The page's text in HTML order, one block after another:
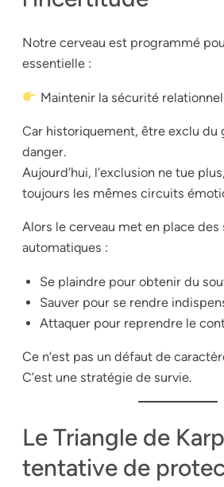
Notre cerveau est programmé
essentielle :
Maintenir la sécurité
Car historiquement, être exclu du
danger.
Aujourd’hui, l’exclusion ne tue
toujours les mêmes circuits
Alors le cerveau met en place des
automatiques :
Se plaindre pour obtenir du
Sauver pour se rendre
Attaquer pour reprendre le
Ce n’est pas un défaut de
C’est une stratégie de survie.
Le Triangle de
tentative de